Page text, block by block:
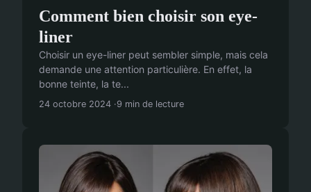
Comment bien choisir son eye-
liner
Choisir un eye-liner peut sembler simple, mais cela
demande une attention particulière. En effet, la
bonne teinte, la te...
24 octobre 2024 9 min de lecture